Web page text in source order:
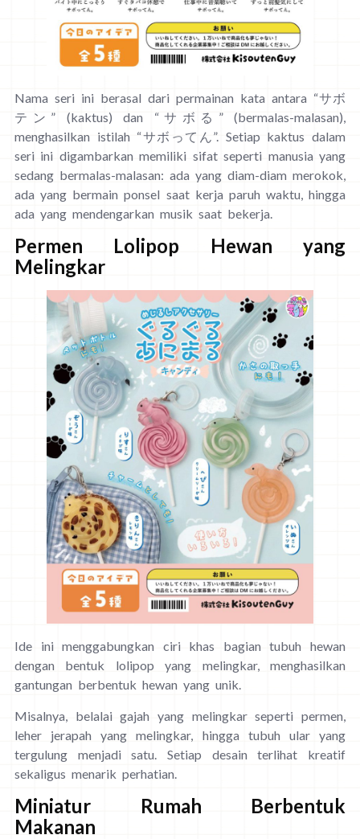
Nama seri ini berasal dari permainan kata antara “サボ
テン” (kaktus) dan “サボる” (bermalas-malasan),
menghasilkan istilah “サボってん”. Setiap kaktus dalam
seri ini digambarkan memiliki sifat seperti manusia yang
sedang bermalas-malasan: ada yang diam-diam merokok,
ada yang bermain ponsel saat kerja paruh waktu, hingga
ada yang mendengarkan musik saat bekerja.
Permen Lolipop Hewan yang
Melingkar
Ide ini menggabungkan ciri khas bagian tubuh hewan
dengan bentuk lolipop yang melingkar, menghasilkan
gantungan berbentuk hewan yang unik.
Misalnya, belalai gajah yang melingkar seperti permen,
leher jerapah yang melingkar, hingga tubuh ular yang
tergulung menjadi satu. Setiap desain terlihat kreatif
sekaligus menarik perhatian.
Miniatur Rumah Berbentuk
Makanan